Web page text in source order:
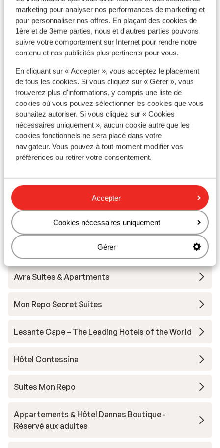
marketing pour analyser nos performances de marketing et
pour personnaliser nos offres. En plaçant des cookies de
1ère et de 3ème parties, nous et d'autres parties pouvons
suivre votre comportement sur Internet pour rendre notre
contenu et nos publicités plus pertinents pour vous.
En cliquant sur « Accepter », vous acceptez le placement
de tous les cookies. Si vous cliquez sur « Gérer », vous
trouverez plus d'informations, y compris une liste de
cookies où vous pouvez sélectionner les cookies que vous
souhaitez autoriser. Si vous cliquez sur « Cookies
nécessaires uniquement », aucun cookie autre que les
cookies fonctionnels ne sera placé dans votre
navigateur. Vous pouvez à tout moment modifier vos
préférences ou retirer votre consentement.
Accepter
Cookies nécessaires uniquement
Gérer
froid, viande dur et sèche. Plusieurs
restaurants, plusieurs piscines, ça laisse
plus d'espace. Piscine avec toboggan,
spray park, chouette. Dommage qu'il n'y ai
pas de zone exprès pour les fumeurs. Les
les non fumeurs ! La mer est en contrebas
de l'hôtel (pas de banc, parasol de l'hôtel)
frais supplémentaires. La plage est fort
petite, mélange de sable et
gravier/cailloux. Dans l'ensemble correct.
Les Français sont très rare.
sur
du
(super
Clim
Le
très
grec
gyros
jours
les
tout
À proximité
galets, mobilier d'extérieur (payant): parasols,
transats)
Distance du centre-ville: main street tsilivi environ
2 kilomètres
Distance de l'aéroport environ 12 kilomètres
Distance jusqu'à l'arrêt de bus environ 10 mètres: à
Tsilivi
Distance jusqu'au distributeur d'argent (sur place)
kilomètres
Distance au restaurant le plus proche environ 200
mètres
Autres hébergements - Zakynthos
(Zante)
Avra Suites & Apartments
Mon Repo Secret Suites
Lesante Cape – The Leading Hotels of the World
Hôtel Contessina
Suites Mon Repo
Appartements & Hôtel Dannas Boutique -
Réservé aux adultes